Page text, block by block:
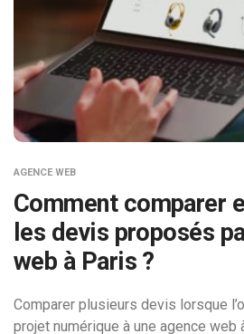
AGENCE WEB
Comment comparer
les devis proposés
web à Paris ?
Comparer plusieurs devis lorsque
projet numérique à une agence web